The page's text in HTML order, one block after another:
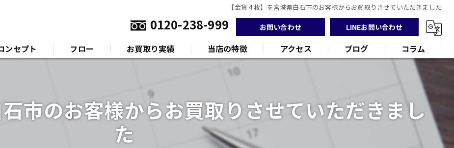
【金貨４枚】を宮城県白石市のお客様からお買取りさせていただきました
0120-238-999 お問い合わせ LINEお問い合わせ
ンセプト フロー お買取り実績 当店の特徴
プラチナ
ダイヤモンド
アクセス ブログ コラム
市のお客様からお買取りさせていただきまし
た